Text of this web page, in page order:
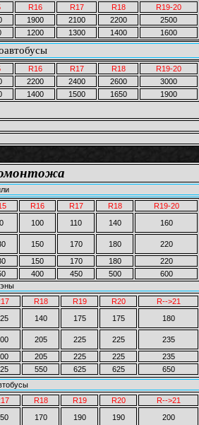
R16 R17 R18
R19-20
1900 2100 2200
2500
1200 1300 1400 1600
R16 R17 R18
R19-20
2200 2400 2600
3000
1400 1500 1650 1900
R16 R17 R18
R19-20
100 110 140
160
150 170 180
220
150 170 180
220
400 450 500
600
R18 R19 R20
R-->21
140 175 175
180
205 225 225
235
205 225 225
235
550 625 625
650
R18 R19 R20
R-->21
170 190 190
200